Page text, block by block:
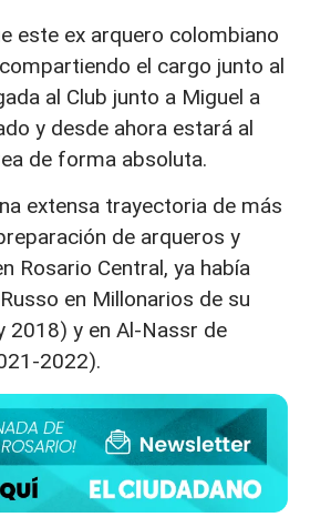
este ex arquero colombiano
el cargo junto al
al Club junto a Miguel a
y desde ahora estará al
de forma absoluta.
extensa trayectoria de más
de arqueros y
Rosario Central, ya había
en Millonarios de su
2018) y en Al-Nassr de
2022).